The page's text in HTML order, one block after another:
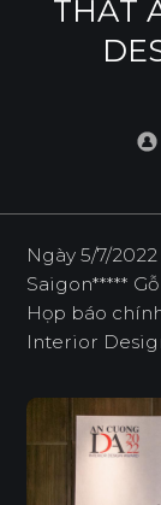
THẤT
Ngày 5/7/
Saigon*****
Họp báo
Interior